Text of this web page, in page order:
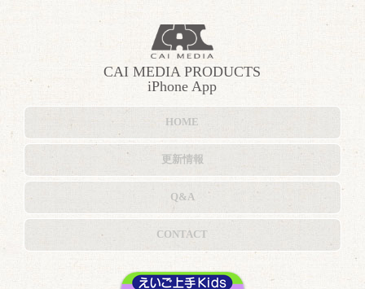
CAI MEDIA PRODUCTS
iPhone App
HOME
更新情報
Q&A
CONTACT